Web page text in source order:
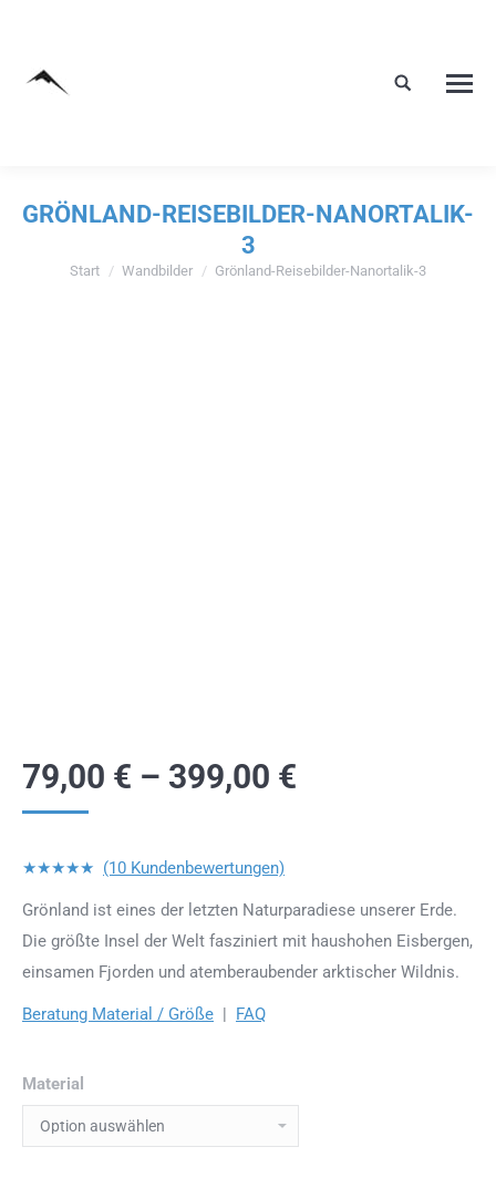
GRÖNLAND-REISEBILDER-NANORTALIK-
3
Sie befinden sich hier:
Start Wandbilder Grönland-Reisebilder-Nanortalik-3
79,00 € – 399,00 €
★★★★★ (10 Kundenbewertungen)
Grönland ist eines der letzten Naturparadiese unserer Erde.
Die größte Insel der Welt fasziniert mit haushohen Eisbergen,
einsamen Fjorden und atemberaubender arktischer Wildnis.
Beratung Material / Größe | FAQ
Material